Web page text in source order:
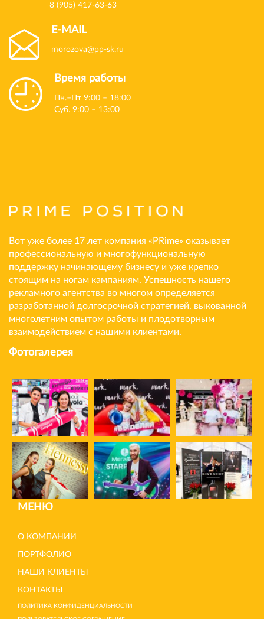
8 (905) 417-63-63
E-MAIL
morozova@pp-sk.ru
Время работы
Пн.–Пт 9:00 – 18:00
Суб. 9:00 – 13:00
Вот уже более 17 лет компания «PRime» оказывает
профессиональную и многофункциональную
поддержку начинающему бизнесу и уже крепко
стоящим на ногам кампаниям. Успешность нашего
рекламного агентства во многом определяется
разработанной долгосрочной стратегией, выкованной
многолетним опытом работы и плодотворным
взаимодействием с нашими клиентами.
Фотогалерея
МЕНЮ
О КОМПАНИИ
ПОРТФОЛИО
НАШИ КЛИЕНТЫ
КОНТАКТЫ
ПОЛИТИКА КОНФИДЕНЦИАЛЬНОСТИ